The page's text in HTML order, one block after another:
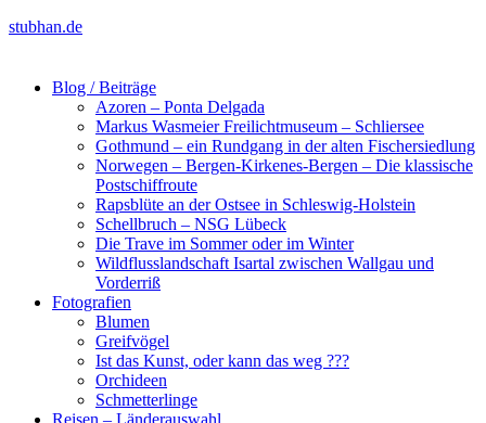
stubhan.de
Blog / Beiträge
Azoren – Ponta Delgada
Markus Wasmeier Freilichtmuseum – Schliersee
Gothmund – ein Rundgang in der alten Fischersiedlung
Norwegen – Bergen-Kirkenes-Bergen – Die klassische
Postschiffroute
Rapsblüte an der Ostsee in Schleswig-Holstein
Schellbruch – NSG Lübeck
Die Trave im Sommer oder im Winter
Wildflusslandschaft Isartal zwischen Wallgau und
Vorderriß
Fotografien
Blumen
Greifvögel
Ist das Kunst, oder kann das weg ???
Orchideen
Schmetterlinge
Reisen – Länderauswahl